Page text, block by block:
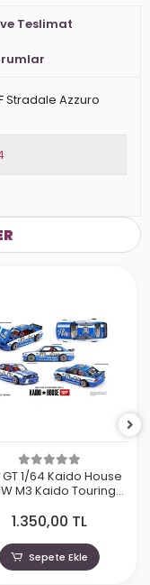
Teslimat
Stradale Azzuro
GT 1/64 Kaido House
M3 Kaido Touring
1.350,00 TL
Sepete Ekle